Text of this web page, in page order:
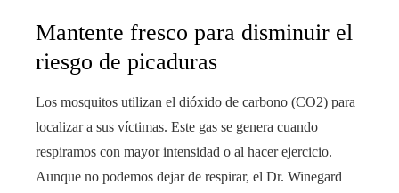
Mantente fresco para disminuir el
riesgo de picaduras
Los mosquitos utilizan el dióxido de carbono (CO2) para
localizar a sus víctimas. Este gas se genera cuando
respiramos con mayor intensidad o al hacer ejercicio.
Aunque no podemos dejar de respirar, el Dr. Winegard